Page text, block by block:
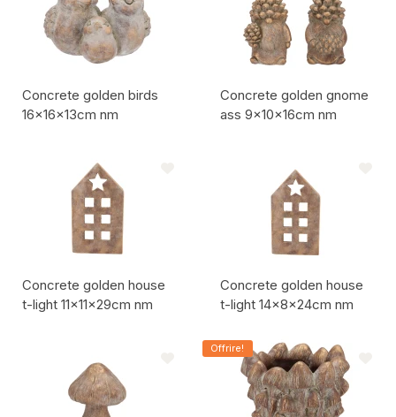
Concrete golden birds
16x16x13cm nm
Concrete golden gnome
ass 9x10x16cm nm
Concrete golden house
t-light 11x11x29cm nm
Concrete golden house
t-light 14x8x24cm nm
Codice articolo:
Offrire!